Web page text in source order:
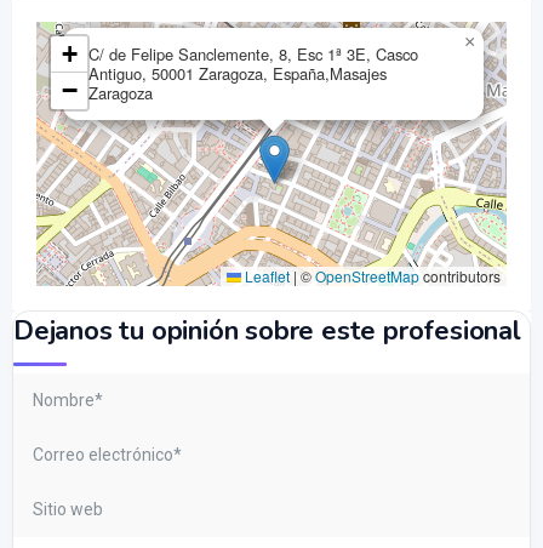
C/ de Felipe Sanclemente, 8, Esc 1ª 3E, Casco
Antiguo, 50001 Zaragoza, España,Masajes
Zaragoza
×
+
−
Leaflet |©OpenStreetMapcontributors
Dejanos tu opinión sobre este profesional